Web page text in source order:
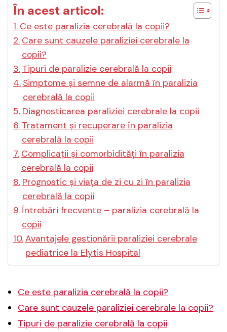
În acest articol:
Ce este paralizia cerebrală la copii?
Care sunt cauzele paraliziei cerebrale la
copii?
Tipuri de paralizie cerebrală la copii
Simptome și semne de alarmă în paralizia
cerebrală la copii
Diagnosticarea paraliziei cerebrale la copii
Tratament și recuperare în paralizia
cerebrală la copii
Complicații și comorbidități în paralizia
cerebrală la copii
Prognostic și viața de zi cu zi în paralizia
cerebrală la copii
Întrebări frecvente – paralizia cerebrală la
copii
Avantajele gestionării paraliziei cerebrale
pediatrice la Elytis Hospital
Ce este paralizia cerebrală la copii?
Care sunt cauzele paraliziei cerebrale la copii?
Tipuri de paralizie cerebrală la copii